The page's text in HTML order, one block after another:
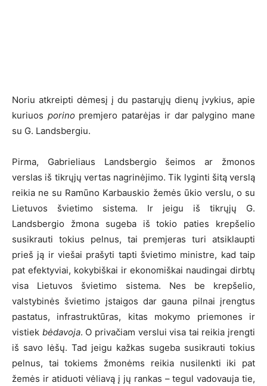
Noriu atkreipti dėmesį į du pastarųjų dienų įvykius, apie
kuriuos porinopremjero patarėjas ir dar palygino mane
su G. Landsbergiu.
Pirma, Gabrieliaus Landsbergio šeimos ar žmonos
verslas iš tikrųjų vertas nagrinėjimo. Tik lyginti šitą verslą
reikia ne su Ramūno Karbauskio žemės ūkio verslu, o su
Lietuvos švietimo sistema. Ir jeigu iš tikrųjų G.
Landsbergio žmona sugeba iš tokio paties krepšelio
susikrauti tokius pelnus, tai premjeras turi atsiklaupti
prieš ją ir viešai prašyti tapti švietimo ministre, kad taip
pat efektyviai, kokybiškai ir ekonomiškai naudingai dirbtų
visa Lietuvos švietimo sistema. Nes be krepšelio,
valstybinės švietimo įstaigos dar gauna pilnai įrengtus
pastatus, infrastruktūras, kitas mokymo priemones ir
vistiek bėdavoja. O privačiam verslui visa tai reikia įrengti
iš savo lėšų. Tad jeigu kažkas sugeba susikrauti tokius
pelnus, tai tokiems žmonėms reikia nusilenkti iki pat
žemės ir atiduoti vėliavą į jų rankas – tegul vadovauja tie,